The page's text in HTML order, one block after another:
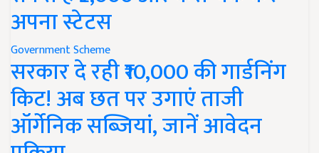
अपना स्टेटस
Government Scheme
सरकार दे रही ₹10,000 की गार्डनिंग
किट! अब छत पर उगाएं ताजी
ऑर्गेनिक सब्जियां, जानें आवेदन